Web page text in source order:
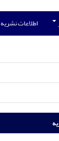
اطلاعات نشریه